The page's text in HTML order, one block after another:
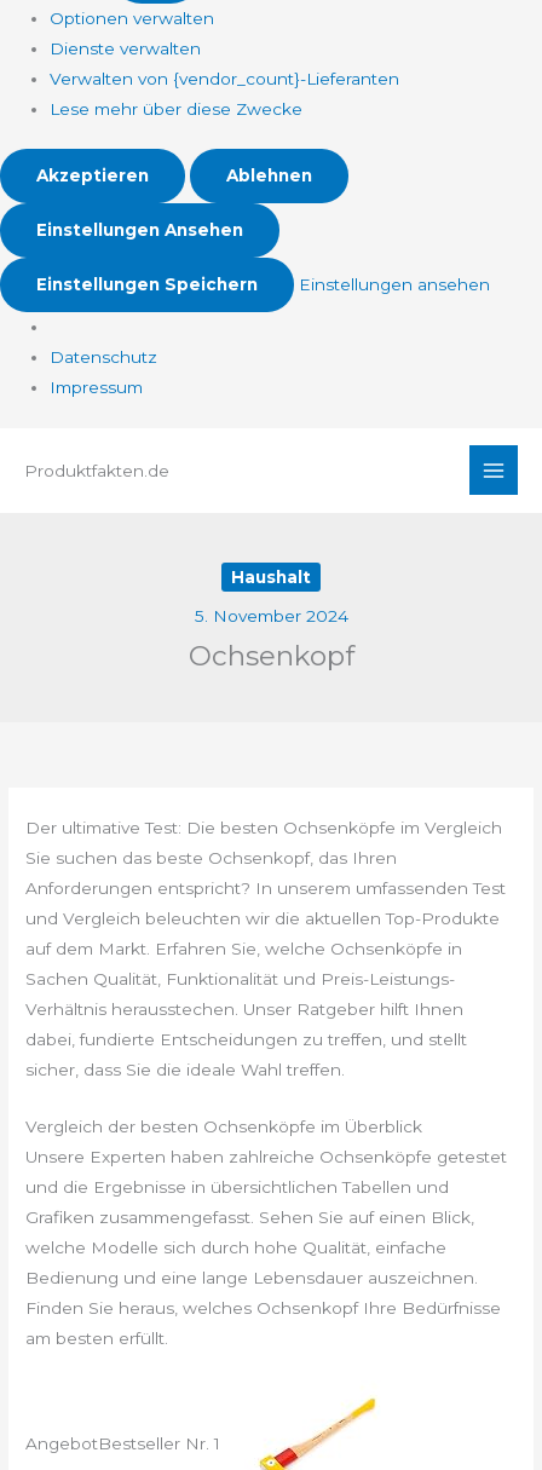
Optionen verwalten
Dienste verwalten
Verwalten von {vendor_count}-Lieferanten
Lese mehr über diese Zwecke
Akzeptieren Ablehnen
Einstellungen Ansehen
Einstellungen Speichern Einstellungen ansehen
Datenschutz
Impressum
InhaltProduktfakten.de
Haushalt
5. November 2024
Ochsenkopf
Der ultimative Test: Die besten Ochsenköpfe im Vergleich
Sie suchen das beste Ochsenkopf, das Ihren
Anforderungen entspricht? In unserem umfassenden Test
und Vergleich beleuchten wir die aktuellen Top-Produkte
auf dem Markt. Erfahren Sie, welche Ochsenköpfe in
Sachen Qualität, Funktionalität und Preis-Leistungs-
Verhältnis herausstechen. Unser Ratgeber hilft Ihnen
dabei, fundierte Entscheidungen zu treffen, und stellt
sicher, dass Sie die ideale Wahl treffen.
Vergleich der besten Ochsenköpfe im Überblick
Unsere Experten haben zahlreiche Ochsenköpfe getestet
und die Ergebnisse in übersichtlichen Tabellen und
Grafiken zusammengefasst. Sehen Sie auf einen Blick,
welche Modelle sich durch hohe Qualität, einfache
Bedienung und eine lange Lebensdauer auszeichnen.
Finden Sie heraus, welches Ochsenkopf Ihre Bedürfnisse
am besten erfüllt.
AngebotBestseller Nr. 1